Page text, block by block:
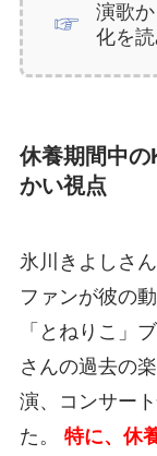
演歌
化を読
休養期間中
かい視点
氷川きよしさ
ファンが彼の
「とねりこ」
さんの過去の
演、コンサー
た。 特に、休